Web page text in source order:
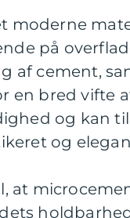
moderne
på
af cement,
en bred vifte
og kan
og
at